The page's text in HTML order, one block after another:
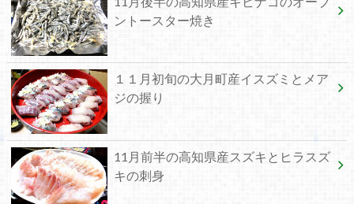
ントースター焼き
１１月初旬の大月町産イスズミとメア
ジの握り
11月前半の高知県産スズキとヒラスズ
キの刺身